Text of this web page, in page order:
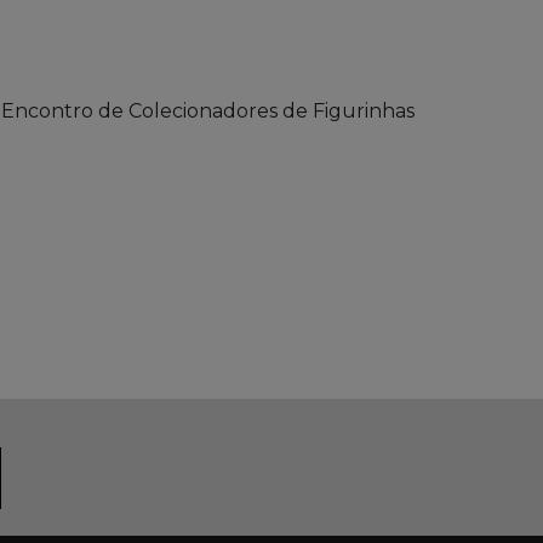
Encontro de Colecionadores de Figurinhas